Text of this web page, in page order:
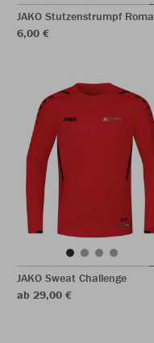
JAKO Stutzenstrumpf Roma
6,00 €
JAKO Sweat Challenge
ab 29,00 €